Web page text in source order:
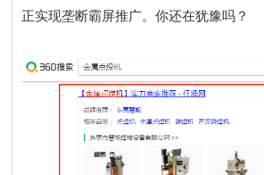
正实现垄断霸屏推广。你还在犹豫吗？